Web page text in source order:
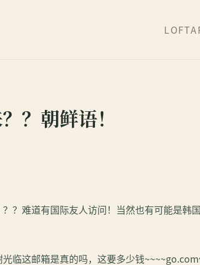
LOFT
？朝鲜语！
？难道有国际友人访问！当然也有可能是韩
临这邮箱是真的吗，这要多少钱